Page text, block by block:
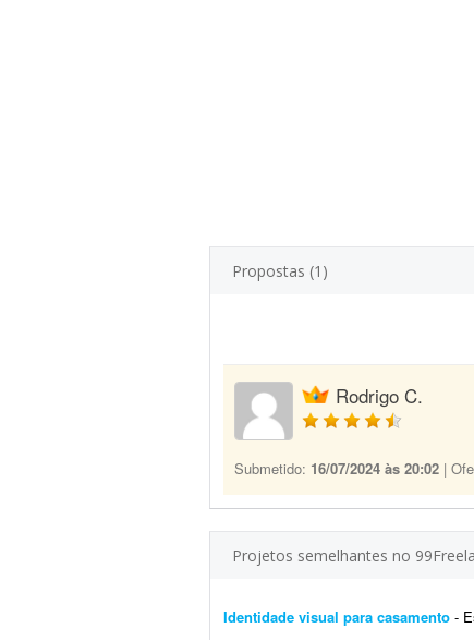
Propostas (1)
Rodrigo C.
Submetido: 16/07/2024 às 20:02 |
Projetos semelhantes no
Identidade visual para casamento -